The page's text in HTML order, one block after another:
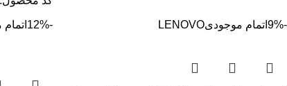
-9% اتمام موجودیLENOVO
-12%